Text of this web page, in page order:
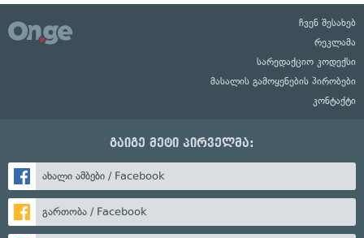
ჩვენ შესახებ
რეკლამა
სარედაქციო კოდექსი
მასალის გამოყენების პირობები
კონტაქტი
გაიგე მეტი პირველმა:
ახალი ამბები / Facebook
გართობა / Facebook